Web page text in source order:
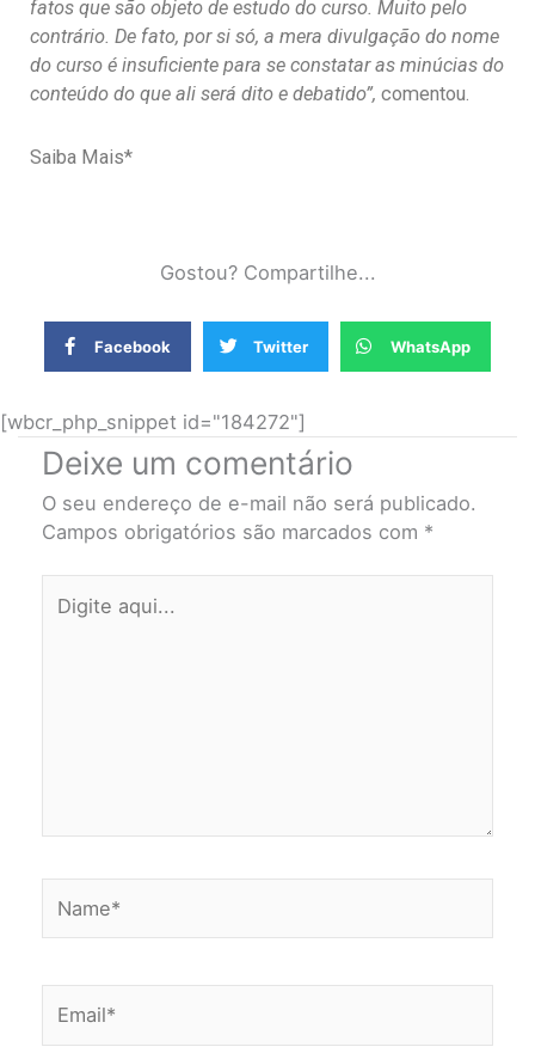
fatos que são objeto de estudo do curso. Muito pelo
contrário. De fato, por si só, a mera divulgação do nome
do curso é insuficiente para se constatar as minúcias do
conteúdo do que ali será dito e debatido”, comentou.
Saiba Mais*
Gostou? Compartilhe...
Facebook Twitter WhatsApp
[wbcr_php_snippet id="184272"]
Deixe um comentário
O seu endereço de e-mail não será publicado.
Campos obrigatórios são marcados com *
aqui...